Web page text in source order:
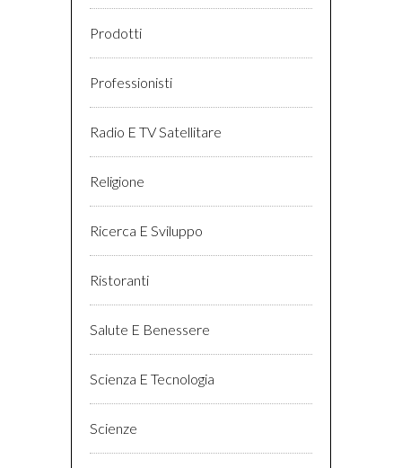
Prodotti
Professionisti
Radio E TV Satellitare
Religione
Ricerca E Sviluppo
Ristoranti
Salute E Benessere
Scienza E Tecnologia
Scienze